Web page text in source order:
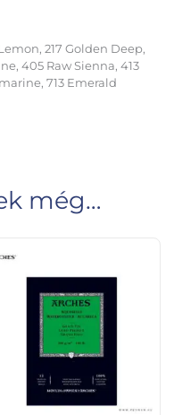
217 Golden Deep,
405 Raw Sienna, 413
713 Emerald
még…